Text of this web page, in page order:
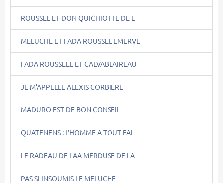
ROUSSEL ET DON QUICHIOTTE DE L
MELUCHE ET FADA ROUSSEL EMERVE
FADA ROUSSEEL ET CALVABLAIREAU
JE M'APPELLE ALEXIS CORBIERE
MADURO EST DE BON CONSEIL
QUATENENS : L'HOMME A TOUT FAI
LE RADEAU DE LAA MERDUSE DE LA
PAS SI INSOUMIS LE MELUCHE